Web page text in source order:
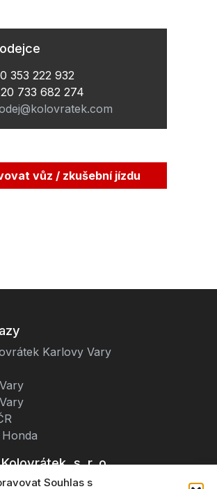
Souhlas s
353 222 932
733 682 274
vůz / zkušební jízdu
Karlovy Vary
s. r. o.